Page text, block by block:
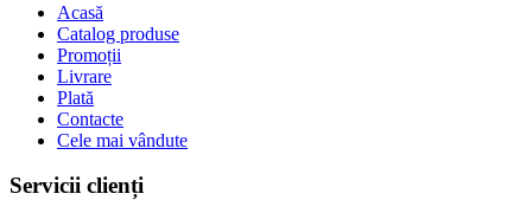
Acasă
Catalog produse
Promoții
Livrare
Plată
Contacte
Cele mai vândute
Servicii clienți